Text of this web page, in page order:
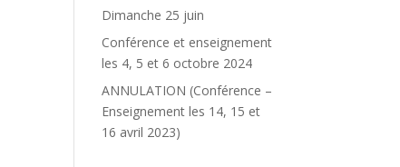
Dimanche 25 juin
Conférence et enseignement
les 4, 5 et 6 octobre 2024
ANNULATION (Conférence –
Enseignement les 14, 15 et
16 avril 2023)